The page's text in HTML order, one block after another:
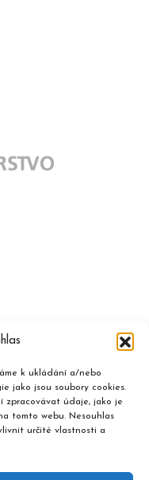
k ukládání a/nebo
jako jsou soubory cookies.
zpracovávat údaje, jako je
tomto webu. Nesouhlas
určité vlastnosti a